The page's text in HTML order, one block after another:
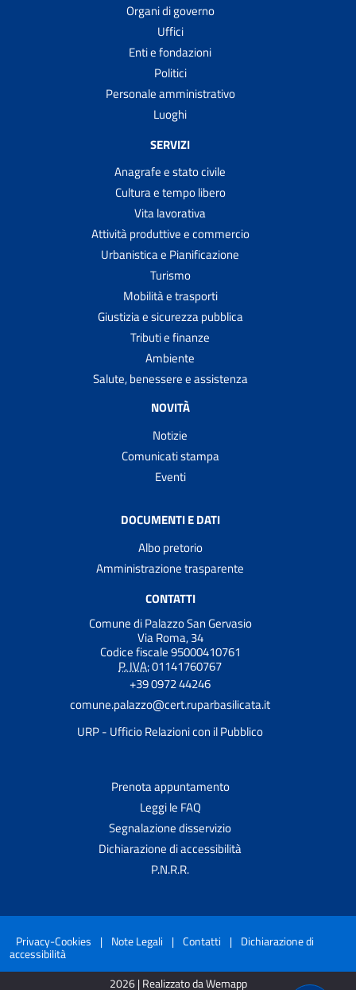
Organi di governo
Uffici
Enti e fondazioni
Politici
Personale amministrativo
Luoghi
SERVIZI
Anagrafe e stato civile
Cultura e tempo libero
Vita lavorativa
Attività produttive e commercio
Urbanistica e Pianificazione
Turismo
Mobilità e trasporti
Giustizia e sicurezza pubblica
Tributi e finanze
Ambiente
Salute, benessere e assistenza
NOVITÀ
Notizie
Comunicati stampa
Eventi
DOCUMENTI E DATI
Albo pretorio
Amministrazione trasparente
CONTATTI
Comune di Palazzo San Gervasio
Via Roma, 34
Codice fiscale 95000410761
P. IVA:01141760767
+39 0972 44246
comune.palazzo@cert.ruparbasilicata.it
URP - Ufficio Relazioni con il Pubblico
Prenota appuntamento
Leggi le FAQ
Segnalazione disservizio
Dichiarazione di accessibilità
P.N.R.R.
Privacy-Cookies | Note Legali | Contatti | Dichiarazione di
accessibilità
2026 | Realizzato da Wemapp